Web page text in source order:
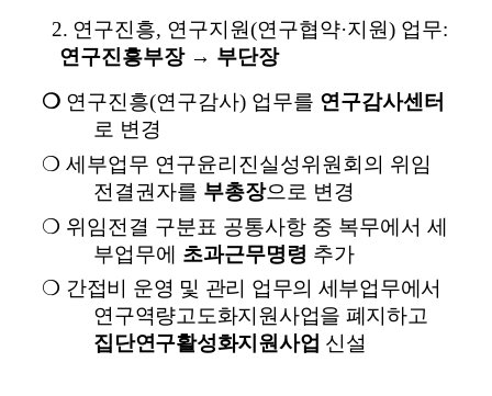
2. 연구진흥, 연구지원(연구협약·지원) 업무:
연구진흥부장 → 부단장
❍ 연구진흥(연구감사) 업무를 연구감사센터
로 변경
❍ 세부업무 연구윤리진실성위원회의 위임
전결권자를 부총장으로 변경
❍ 위임전결 구분표 공통사항 중 복무에서 세
부업무에 초과근무명령 추가
❍ 간접비 운영 및 관리 업무의 세부업무에서
연구역량고도화지원사업을 폐지하고
집단연구활성화지원사업 신설